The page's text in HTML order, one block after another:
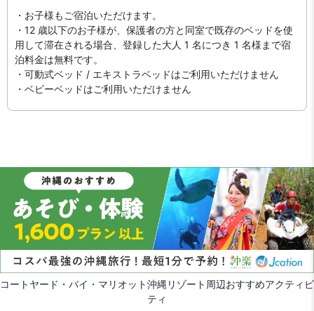
・お子様もご宿泊いただけます。
・12 歳以下のお子様が、保護者の方と同室で既存のベッドを使
用して滞在される場合、登録した大人 1 名につき 1 名様まで宿
泊料金は無料です。
・可動式ベッド / エキストラベッドはご利用いただけません
・ベビーベッドはご利用いただけません
コートヤード・バイ・マリオット沖縄リゾート周辺おすすめアクティビ
ティ